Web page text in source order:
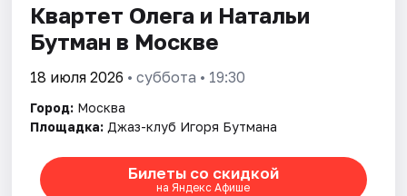
Квартет Олега и Натальи
Бутман в Москве
18 июля 2026 • суббота • 19:30
Город: Москва
Площадка: Джаз-клуб Игоря Бутмана
Билеты со скидкой
на Яндекс Афише